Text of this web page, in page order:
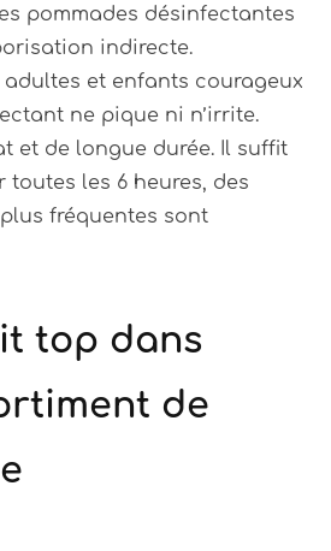
pommades désinfectantes
indirecte.
adultes et enfants courageux
ne pique ni n’irrite.
et de longue durée. Il suffit
toutes les 6 heures, des
fréquentes sont
top dans
de